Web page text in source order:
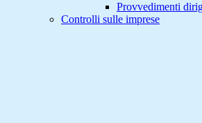
Provvedimenti
Controlli sulle imprese